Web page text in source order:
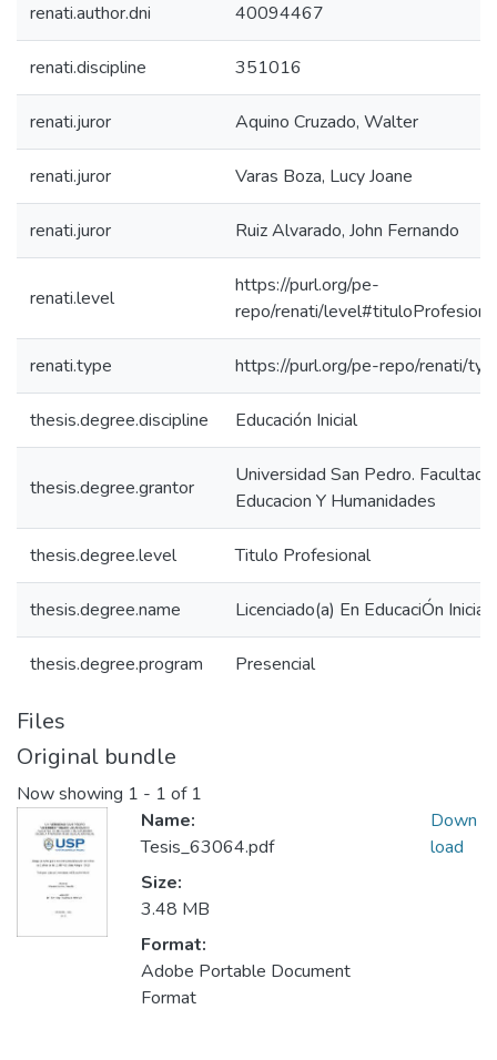
renati.author.dni 40094467
renati.discipline 351016
renati.juror Aquino Cruzado, Walter
renati.juror Varas Boza, Lucy Joane
renati.juror Ruiz Alvarado, John Fernando
renati.level
https://purl.org/pe-
repo/renati/
renati.type https://purl.org/pe-repo/renati/
thesis.degree.discipline Educación Inicial
thesis.degree.grantor
Universidad San Pedro. Facultad
Educacion Y Humanidades
thesis.degree.level Titulo Profesional
thesis.degree.name Licenciado(a) En EducaciÓn Inicial
thesis.degree.program Presencial
Files
Original bundle
Now showing 1 - 1 of 1
Name:
Tesis_63064.pdf
Size:
3.48 MB
Format:
Adobe Portable Document
Format
Down
load